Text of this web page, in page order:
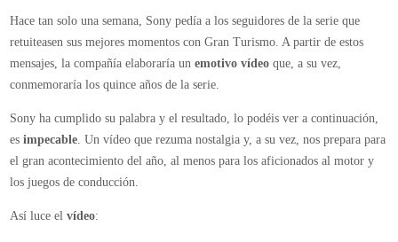
6
repasa
los
mejores
de
la
saga
Hace tan solo una semana, Sony pedía a los seguidores de la serie que
retuiteasen sus mejores momentos con Gran Turismo. A partir de estos
mensajes, la compañía elaboraría unemotivo vídeo que, a su vez,
conmemoraría los quince años de la serie.
Sony ha cumplido su palabra y el resultado, lo podéis ver a continuación,
esimpecable. Un vídeo que rezuma nostalgia y, a su vez, nos prepara para
el gran acontecimiento del año, al menos para los aficionados al motor y
los juegos de conducción.
Así luce elvídeo: